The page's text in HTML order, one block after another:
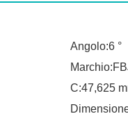
Angolo:6 °
C:47,625